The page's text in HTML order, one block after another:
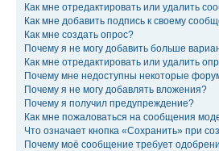
Как мне отредактировать или удалить
Как мне добавить подпись к своему
Как мне создать опрос?
Почему я не могу добавить больше
Как мне отредактировать или удалить
Почему мне недоступны некоторые
Почему я не могу добавлять вложения?
Почему я получил предупреждение?
Как мне пожаловаться на сообщения
Что означает кнопка «Сохранить» при
Почему моё сообщение требует